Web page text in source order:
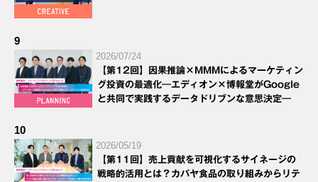
9
2026/07/24
【第12回】因果推論×MMMによるマーケティン
グ投資の最適化―エディオン×博報堂がGoogle
と共同で実践するデータドリブンな意思決定―
10
2026/05/19
【第11回】売上貢献を可視化するサイネージの
戦略的活用とは？カバヤ食品の取り組みからリテ